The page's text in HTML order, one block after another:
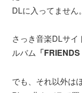
DLに入ってません。
さっき音楽DLサ
ルバム 「
でも、それ以外は